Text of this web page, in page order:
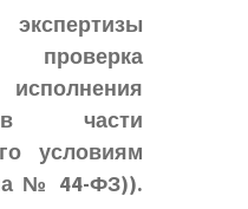
в части
условиям
№ 44-ФЗ)).